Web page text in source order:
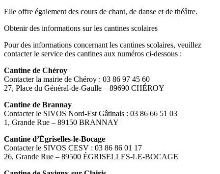
Elle offre également des cours de chant, de danse et de théâtre.
Obtenir des informations sur les cantines scolaires
Pour des informations concernant les cantines scolaires, veuillez
contacter le service des cantines aux numéros ci-dessous :
Cantine de Chéroy
Contacter la mairie de Chéroy : 03 86 97 45 60
27, Place du Général-de-Gaulle – 89690 CHÉROY
Cantine de Brannay
Contacter le SIVOS Nord-Est Gâtinais : 03 86 66 51 03
1, Grande Rue – 89150 BRANNAY
Cantine d’Égriselles-le-Bocage
Contacter le SIVOS CESV : 03 86 86 01 17
26, Grande Rue – 89500 ÉGRISELLES-LE-BOCAGE